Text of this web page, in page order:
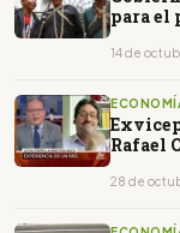
para el
14 de
Rafael
28 de